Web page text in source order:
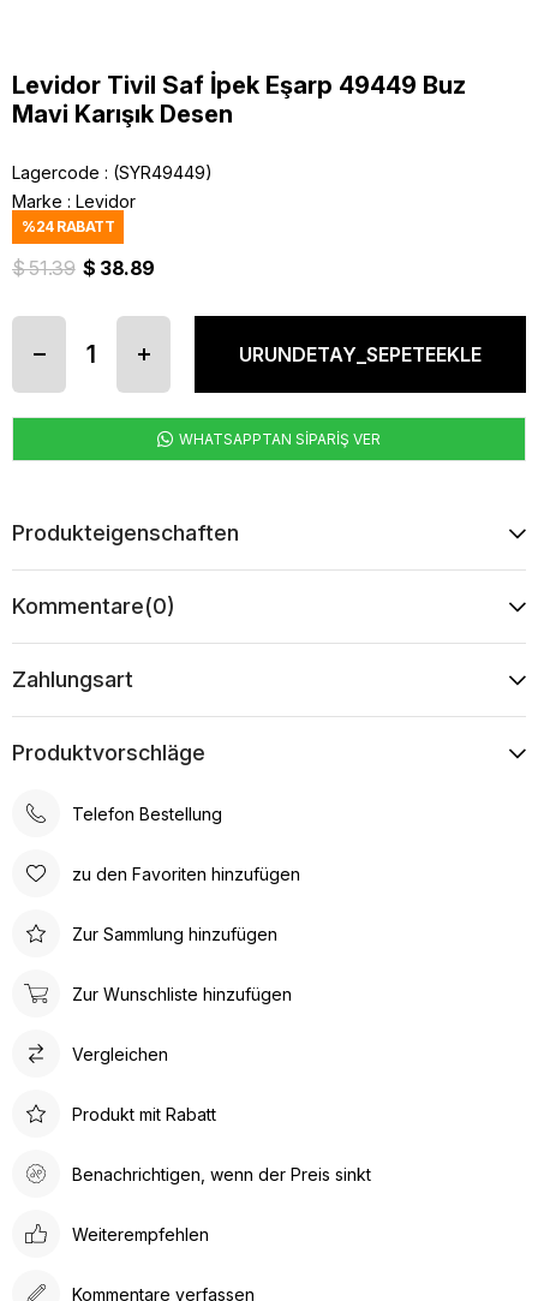
Levidor Tivil Saf İpek Eşarp 49449 Buz
Mavi Karışık Desen
Lagercode
(SYR49449)
Marke : Levidor
%24RABATT
$ 51.39 $ 38.89
WHATSAPPTAN SİPARİŞ VER
Produkteigenschaften
Kommentare(0)
Zahlungsart
Produktvorschläge
Telefon Bestellung
zu den Favoriten hinzufügen
Zur Sammlung hinzufügen
Zur Wunschliste hinzufügen
Vergleichen
Produkt mit Rabatt
Benachrichtigen, wenn der Preis sinkt
Weiterempfehlen
Kommentare verfassen